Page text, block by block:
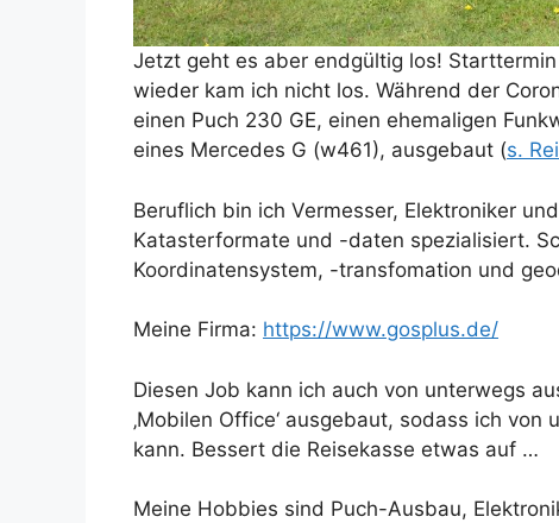
Jetzt geht es aber endgültig los!
wieder kam ich nicht los. Während der
einen Puch 230 GE, einen ehemaligen
eines Mercedes G (w461), ausgebaut (s.
Beruflich bin ich Vermesser, Elektroniker
Katasterformate und -daten spezialisiert.
Koordinatensystem, -transfomation und
Meine Firma: https://www.gosplus.de/
Diesen Job kann ich auch von unterwegs
‚Mobilen Office‘ ausgebaut, sodass ich
kann. Bessert die Reisekasse etwas auf …
Meine Hobbies sind Puch-Ausbau,